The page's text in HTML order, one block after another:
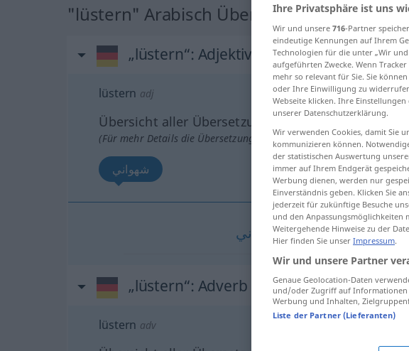
"lüstern" Arabisch Übersetzung
„lüstern“: Adjektiv
lüstern adj
Übersicht aller Übersetzungen
(Für mehr Details die Übersetzung anklicken/antippen)
شهواني
شهواني [ʃahˈwaːniː]
„lüstern“: Adverb
lüstern adv
Ihre Privatsphäre ist uns
Wir und unsere 716-Partner
eindeutige Kennungen auf Ihrem
Technologien für die unter „Wir
aufgeführten Zwecke. Wenn
mehr so relevant für Sie. Sie
oder Ihre Einwilligung zu
Webseite klicken. Ihre
unserer Datenschutzerklärung.
Wir verwenden Cookies, damit Sie
kommunizieren können.
der statistischen Auswertung
immer auf Ihrem Endgerät
Werbung dienen, werden nur
Einverständnis geben. Klicken Sie
jederzeit für zukünftige Besuche
und den Anpassungsmöglichkeiten
Weitergehende Hinweise zu der
Hier finden Sie unser Impressum.
Wir und unsere Partner
Genaue Geolocation-Daten
und/oder Zugriff auf Informationen
Werbung und Inhalten,
Liste der Partner (Lieferanten)